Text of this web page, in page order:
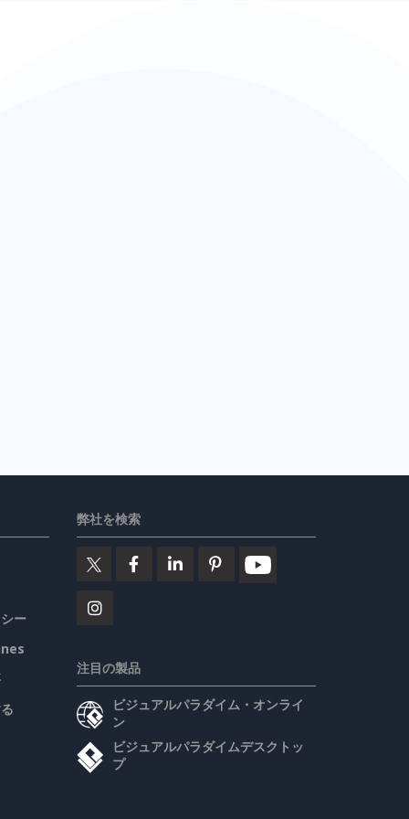
ー
弊社を検索
注目の製品
ビジュアルパラダイム・オンライ
ン
ビジュアルパラダイムデスクトッ
プ